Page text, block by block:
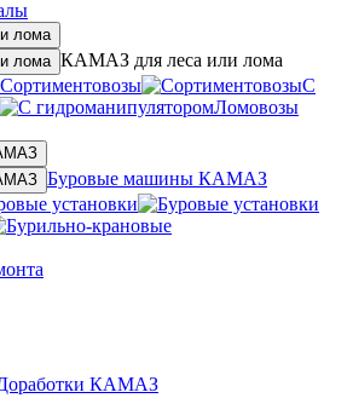
КАМАЗ для леса или лома
Сортиментовозы
С
Ломовозы
Буровые машины КАМАЗ
установки
КАМАЗ